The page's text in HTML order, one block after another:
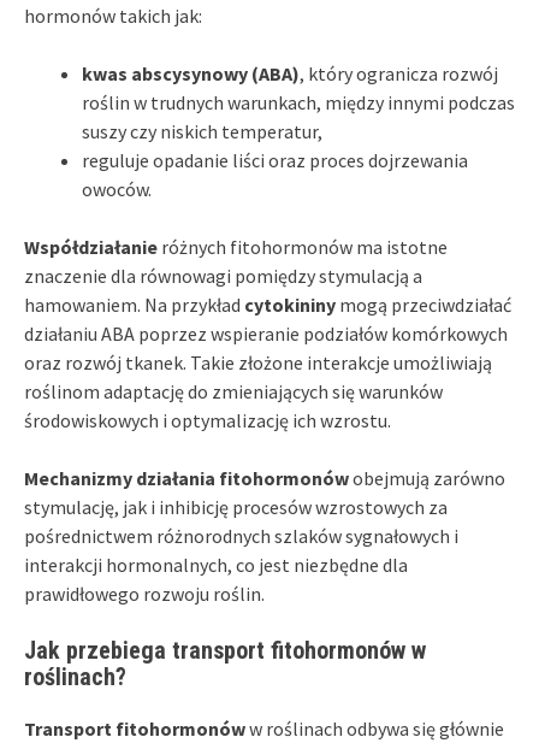
hormonów takich jak:
kwas abscysynowy (ABA), który ogranicza rozwój
roślin w trudnych warunkach, między innymi podczas
suszy czy niskich temperatur,
reguluje opadanie liści oraz proces dojrzewania
owoców.
Współdziałanie różnych fitohormonów ma istotne
znaczenie dla równowagi pomiędzy stymulacją a
hamowaniem. Na przykład cytokininy mogą przeciwdziałać
działaniu ABA poprzez wspieranie podziałów komórkowych
oraz rozwój tkanek. Takie złożone interakcje umożliwiają
roślinom adaptację do zmieniających się warunków
środowiskowych i optymalizację ich wzrostu.
Mechanizmy działania fitohormonówobejmują zarówno
stymulację, jak i inhibicję procesów wzrostowych za
pośrednictwem różnorodnych szlaków sygnałowych i
interakcji hormonalnych, co jest niezbędne dla
prawidłowego rozwoju roślin.
Jak przebiega transport fitohormonów w
roślinach?
Transport fitohormonóww roślinach odbywa się głównie